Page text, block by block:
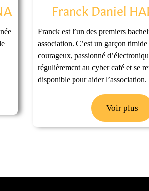
Franck Daniel
Franck est l’un des premiers
association. C’est un garçon timide
courageux, passionné
régulièrement au cyber café et se
disponible pour aider l’association.
Voir plus